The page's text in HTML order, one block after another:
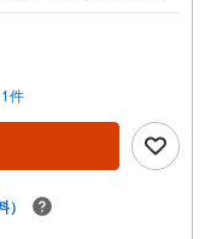
学される場合は「室
よりご希望の日時を
案内が可能です。◎現
間帯もご案内が可
ッフが物件詳細を丁寧
や最寄り駅等、ご指定
のご紹介だけでなく住
件
）